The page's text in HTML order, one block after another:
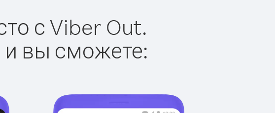
с Viber Out.
и вы сможете: